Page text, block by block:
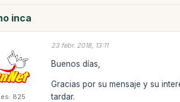
inca
825
23 febr. 2018, 13:11
Buenos días,
Gracias por su mensaje y su
tardar.